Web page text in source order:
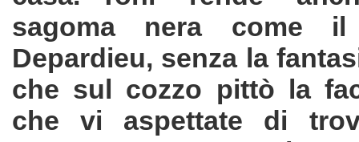
sagoma nera come
Depardieu, senza la
che sul cozzo pittò la
che vi aspettate di